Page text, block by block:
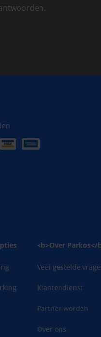
<b>Over Parkos</
Veel gestelde
Klantendienst
Partner worden
Over ons